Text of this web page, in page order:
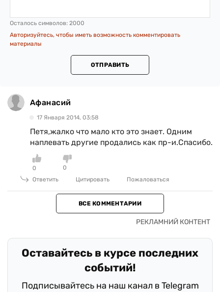
Осталось символов: 2000
Авторизуйтесь, чтобы иметь возможность комментировать
материалы
ОТПРАВИТЬ
Афанасий
17 Января 2014, 03:58
Петя,жалко что мало кто это знает. Одним
наплевать другие продались как пр-и.Спасибо.
0
0
Ответить
Цитировать Пожаловаться
ВСЕ КОММЕНТАРИИ
Оставайтесь в курсе последних
событий!
Подписывайтесь на наш канал в Telegram